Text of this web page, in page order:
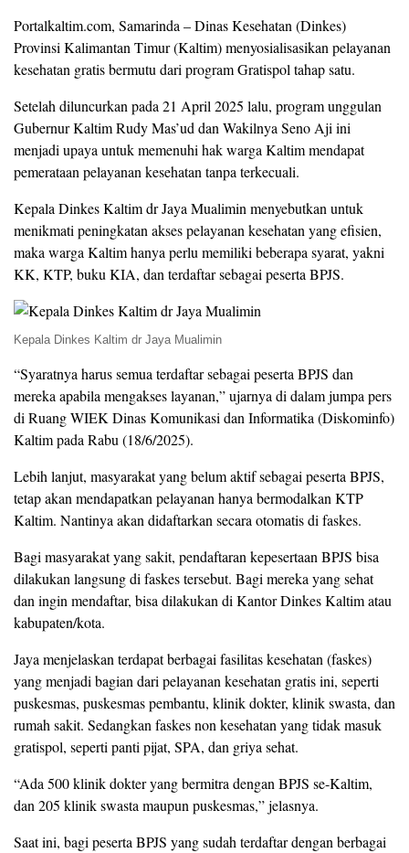
Portalkaltim.com, Samarinda – Dinas Kesehatan (Dinkes)
Provinsi Kalimantan Timur (Kaltim) menyosialisasikan pelayanan
kesehatan gratis bermutu dari program Gratispol tahap satu.
Setelah diluncurkan pada 21 April 2025 lalu, program unggulan
Gubernur Kaltim Rudy Mas’ud dan Wakilnya Seno Aji ini
menjadi upaya untuk memenuhi hak warga Kaltim mendapat
pemerataan pelayanan kesehatan tanpa terkecuali.
Kepala Dinkes Kaltim dr Jaya Mualimin menyebutkan untuk
menikmati peningkatan akses pelayanan kesehatan yang efisien,
maka warga Kaltim hanya perlu memiliki beberapa syarat, yakni
KK, KTP, buku KIA, dan terdaftar sebagai peserta BPJS.
Kepala Dinkes Kaltim dr Jaya Mualimin
“Syaratnya harus semua terdaftar sebagai peserta BPJS dan
mereka apabila mengakses layanan,” ujarnya di dalam jumpa pers
di Ruang WIEK Dinas Komunikasi dan Informatika (Diskominfo)
Kaltim pada Rabu (18/6/2025).
Lebih lanjut, masyarakat yang belum aktif sebagai peserta BPJS,
tetap akan mendapatkan pelayanan hanya bermodalkan KTP
Kaltim. Nantinya akan didaftarkan secara otomatis di faskes.
Bagi masyarakat yang sakit, pendaftaran kepesertaan BPJS bisa
dilakukan langsung di faskes tersebut. Bagi mereka yang sehat
dan ingin mendaftar, bisa dilakukan di Kantor Dinkes Kaltim atau
kabupaten/kota.
Jaya menjelaskan terdapat berbagai fasilitas kesehatan (faskes)
yang menjadi bagian dari pelayanan kesehatan gratis ini, seperti
puskesmas, puskesmas pembantu, klinik dokter, klinik swasta, dan
rumah sakit. Sedangkan faskes non kesehatan yang tidak masuk
gratispol, seperti panti pijat, SPA, dan griya sehat.
“Ada 500 klinik dokter yang bermitra dengan BPJS se-Kaltim,
dan 205 klinik swasta maupun puskesmas,” jelasnya.
Saat ini, bagi peserta BPJS yang sudah terdaftar dengan berbagai